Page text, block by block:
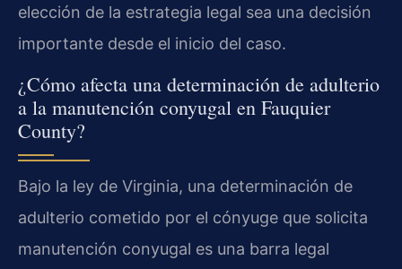
elección de la estrategia legal sea una decisión
importante desde el inicio del caso.
¿Cómo afecta una determinación de adulterio
a la manutención conyugal en Fauquier
County?
Bajo la ley de Virginia, una determinación de
adulterio cometido por el cónyuge que solicita
manutención conyugal es una barra legal